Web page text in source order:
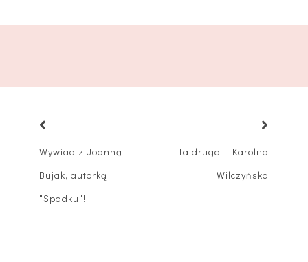
Wywiad z Joanną
Bujak, autorką
"Spadku"!
Ta druga - Karolna
Wilczyńska